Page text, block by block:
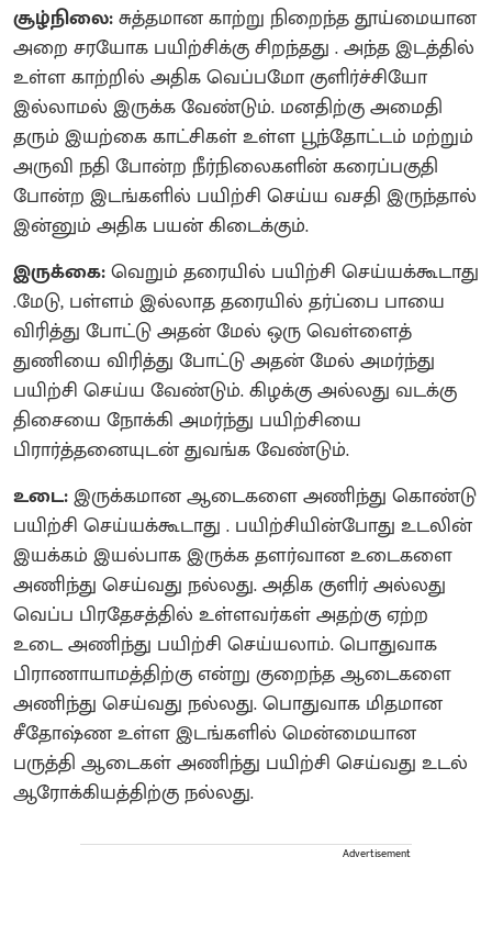
சூழ்நிலை:சுத்தமான காற்று நிறைந்த தூய்மையான
அறை சரயோக பயிற்சிக்கு சிறந்தது . அந்த இடத்தில்
உள்ள காற்றில் அதிக வெப்பமோ குளிர்ச்சியோ
இல்லாமல் இருக்க வேண்டும். மனதிற்கு அமைதி
தரும் இயற்கை காட்சிகள் உள்ள பூந்தோட்டம் மற்றும்
அருவி நதி போன்ற நீர்நிலைகளின் கரைப்பகுதி
போன்ற இடங்களில் பயிற்சி செய்ய வசதி இருந்தால்
இன்னும் அதிக பயன் கிடைக்கும்.
இருக்கை:வெறும் தரையில் பயிற்சி செய்யக்கூடாது
.மேடு, பள்ளம் இல்லாத தரையில் தர்ப்பை பாயை
விரித்து போட்டு அதன் மேல் ஒரு வெள்ளைத்
துணியை விரித்து போட்டு அதன் மேல் அமர்ந்து
பயிற்சி செய்ய வேண்டும். கிழக்கு அல்லது வடக்கு
திசையை நோக்கி அமர்ந்து பயிற்சியை
பிரார்த்தனையுடன் துவங்க வேண்டும்.
உடை:இருக்கமான ஆடைகளை அணிந்து கொண்டு
பயிற்சி செய்யக்கூடாது . பயிற்சியின்போது உடலின்
இயக்கம் இயல்பாக இருக்க தளர்வான உடைகளை
அணிந்து செய்வது நல்லது. அதிக குளிர் அல்லது
வெப்ப பிரதேசத்தில் உள்ளவர்கள் அதற்கு ஏற்ற
உடை அணிந்து பயிற்சி செய்யலாம். பொதுவாக
பிராணாயாமத்திற்கு என்று குறைந்த ஆடைகளை
அணிந்து செய்வது நல்லது. பொதுவாக மிதமான
சீதோஷ்ண உள்ள இடங்களில் மென்மையான
பருத்தி ஆடைகள் அணிந்து பயிற்சி செய்வது உடல்
ஆரோக்கியத்திற்கு நல்லது.
Advertisement